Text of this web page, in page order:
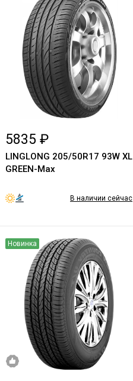
5835 ₽
LINGLONG 205/50R17 93W XL
GREEN-Max
В наличии сейчас
Новинка